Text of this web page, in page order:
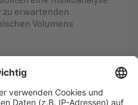
zu erwartenden
Volumens
mit
initiale